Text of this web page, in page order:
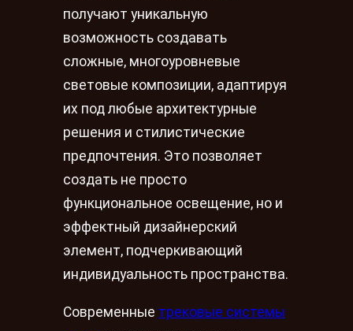
получают уникальную
возможность создавать
сложные, многоуровневые
световые композиции, адаптируя
их под любые архитектурные
решения и стилистические
предпочтения. Это позволяет
создать не просто
функциональное освещение, но и
эффектный дизайнерский
элемент, подчеркивающий
индивидуальность пространства.
Современные трековые системы